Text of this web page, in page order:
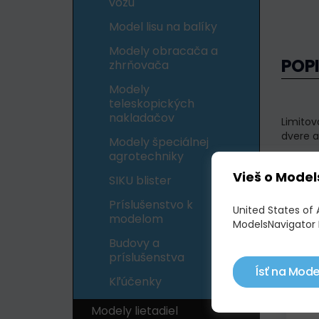
Model lisu na balíky
Modely obracača a
zhrňovača
Modely
teleskopických
nakladačov
Modely špeciálnej
agrotechniky
SIKU blister
Príslušenstvo k
modelom
Budovy a
príslušenstva
Kľúčenky
Modely lietadiel
dvere
Vieš o
United States of
ModelsNavigator
Ísť na